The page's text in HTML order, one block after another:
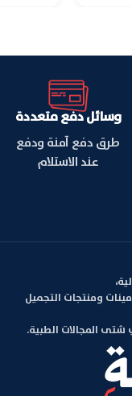
وسائل دفع متعددة
طرق دفع آمنة ودفع
عند الاستلام
ومنتجات التجميل
شتى المجالات الطبية.